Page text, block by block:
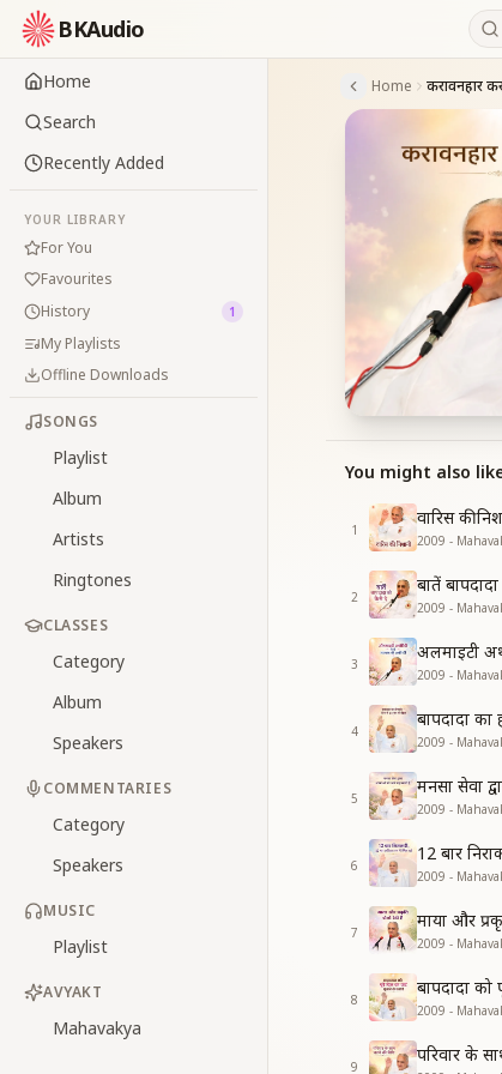
BKAudio
Home
Search
Recently Added
YOUR LIBRARY
For You
Favourites
History
1
My Playlists
Offline Downloads
SONGS
Playlist
Album
Artists
Ringtones
CLASSES
Category
Album
Speakers
COMMENTARIES
Category
Speakers
MUSIC
Playlist
AVYAKT
Mahavakya
Home करावनहार
You might also
1
वारिस की
2009 -
2
बातें
2009 -
3
अलमाइटी
2009 -
4
बापदादा
2009 -
5
मनसा सेवा
2009 -
6
12 बार
2009 -
7
माया और
2009 -
8
बापदादा
2009 -
9
परिवार के